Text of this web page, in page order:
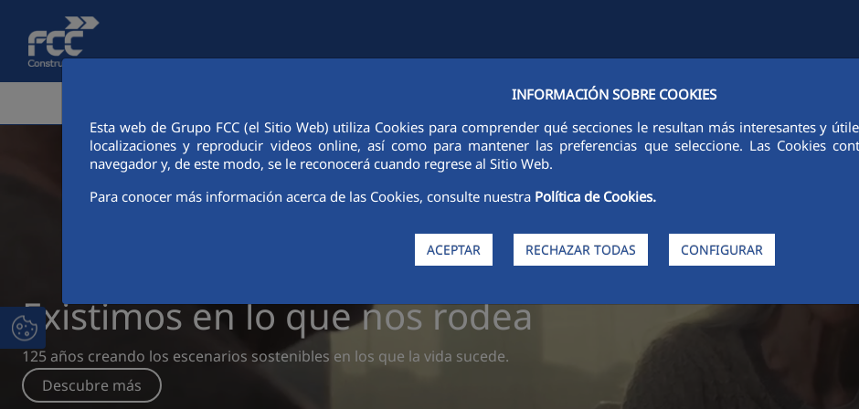
Saltar al contenido principal
INFORMACIÓN SOBRE COOKIES
Esta web de Grupo FCC (el Sitio Web) utiliza Cookies para comprender qué secciones le resultan más interesantes y
localizaciones y reproducir videos online, así como para mantener las preferencias que seleccione. Las Cookies
navegador y, de este modo, se le reconocerá cuando regrese al Sitio Web.
Para conocer más información acerca de las Cookies, consulte nuestra Política de Cookies.
ACEPTAR RECHAZAR TODAS CONFIGURAR
CIUDAD FCC SOSTENIBILIDAD ÉTICA E INTEGRIDAD
Existimos en lo que nos rodea
125 años creando los escenarios sostenibles en los que la vida sucede.
Descubre más